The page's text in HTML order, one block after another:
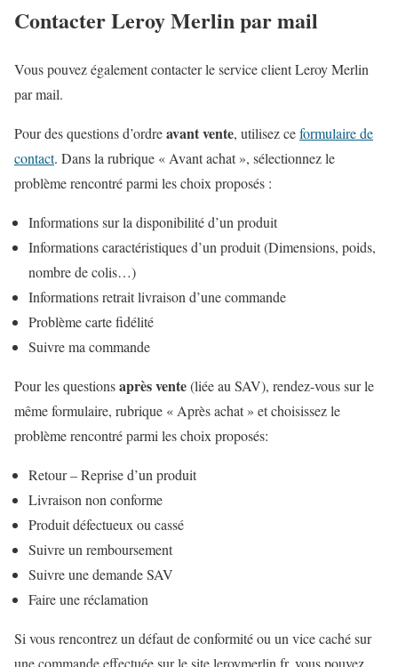
Contacter Leroy Merlin par mail
Vous pouvez également contacter le service client Leroy Merlin
par mail.
Pour des questions d’ordreavant vente, utilisez ceformulaire de
contact. Dans la rubrique « Avant achat », sélectionnez le
problème rencontré parmi les choix proposés :
Informations sur la disponibilité d’un produit
Informations caractéristiques d’un produit (Dimensions, poids,
nombre de colis…)
Informations retrait livraison d’une commande
Problème carte fidélité
Suivre ma commande
Pour les questionsaprès vente(liée au SAV), rendez-vous sur le
même formulaire, rubrique « Après achat » et choisissez le
problème rencontré parmi les choix proposés:
Retour – Reprise d’un produit
Livraison non conforme
Produit défectueux ou cassé
Suivre un remboursement
Suivre une demande SAV
Faire une réclamation
Si vous rencontrez un défaut de conformité ou un vice caché sur
une commande effectuée sur le site leroymerlin.fr, vous pouvez